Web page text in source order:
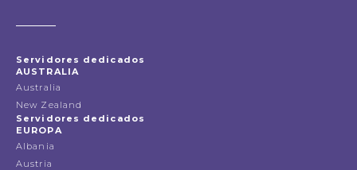
Servidores dedicados
AUSTRALIA
Australia
New Zealand
Servidores dedicados
EUROPA
Albania
Austria